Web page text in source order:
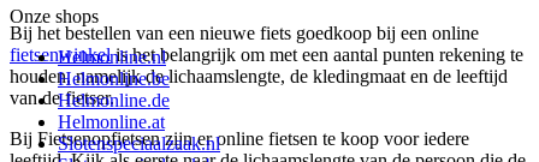
Bij het bestellen van een nieuwe fiets goedkoop bij een online
fietsenwinkelis het belangrijk om met een aantal punten rekening te
houden, namelijk de lichaamslengte, de kledingmaat en de leeftijd
van de fietser.
Bij Fietsenopfietsen zijn er online fietsen te koop voor iedere
Onze shops
Helmonline.nl
Helmonline.be
Helmonline.de
Helmonline.at
Slotenspeciaalzaak.nl